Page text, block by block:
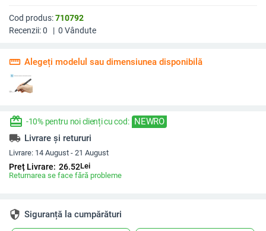
Cod produs:710792
Recenzii:0 | 0 Vândute
straighten Alegeți modelul sau dimensiunea disponibilă
redeem -10% pentru noi clienți cu cod: NEWRO
local_shipping Livrare și retururi
Livrare: 14 August - 21 August
Preț Livrare: 26.52Lei
Returnarea se face fără probleme
security Siguranță la cumpărături